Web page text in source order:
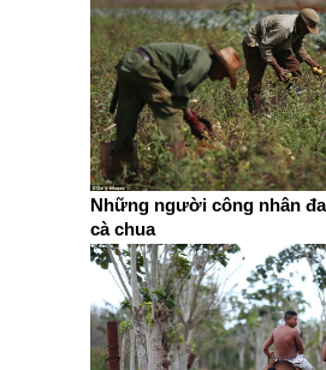
Những người công nhân
cà chua